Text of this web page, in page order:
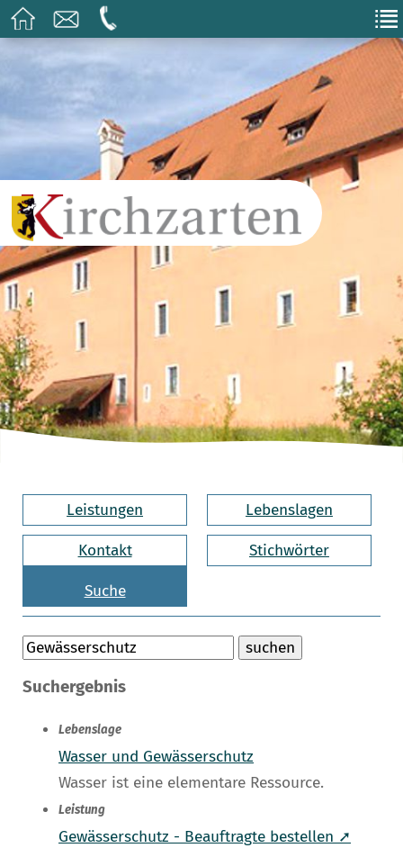
Leistungen Lebenslagen
Kontakt Stichwörter
Suche
Suchergebnis
Lebenslage
Wasser und Gewässerschutz
Wasser ist eine elementare Ressource.
Leistung
Gewässerschutz - Beauftragte bestellen ➚